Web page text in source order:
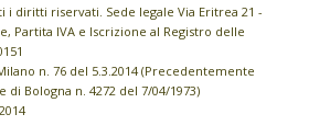
i diritti riservati. Sede legale Via Eritrea 21 -
Partita IVA e Iscrizione al Registro delle
n. 76 del 5.3.2014 (Precedentemente
Bologna n. 4272 del 7/04/1973)